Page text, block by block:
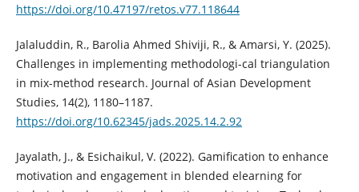
https://doi.org/10.47197/retos.v77.118644
Jalaluddin, R., Barolia Ahmed Shiviji, R., & Amarsi, Y. (2025).
Challenges in implementing methodologi-cal triangulation
in mix-method research. Journal of Asian Development
Studies, 14(2), 1180–1187.
https://doi.org/10.62345/jads.2025.14.2.92
Jayalath, J., & Esichaikul, V. (2022). Gamification to enhance
motivation and engagement in blended elearning for